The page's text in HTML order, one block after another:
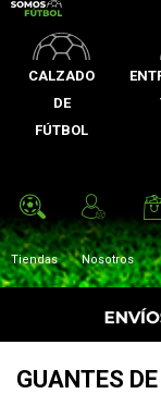
CALZADO
DE
FÚTBOL
Tiendas Nosotros
GUANTES